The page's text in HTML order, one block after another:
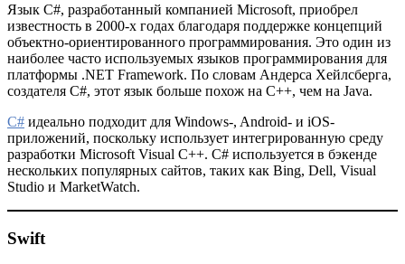
Язык C#, разработанный компанией Microsoft, приобрел
известность в 2000-х годах благодаря поддержке концепций
объектно-ориентированного программирования. Это один из
наиболее часто используемых языков программирования для
платформы .NET Framework. По словам Андерса Хейлсберга,
создателя C#, этот язык больше похож на C++, чем на Java.
C# идеально подходит для Windows-, Android- и iOS-
приложений, поскольку использует интегрированную среду
разработки Microsoft Visual C++. C# используется в бэкенде
нескольких популярных сайтов, таких как Bing, Dell, Visual
Studio и MarketWatch.
Swift